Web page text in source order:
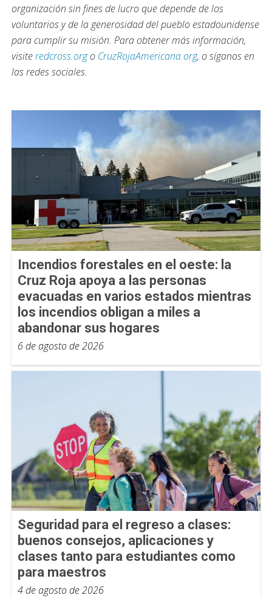
organización sin fines de lucro que depende de los
voluntarios y de la generosidad del pueblo estadounidense
para cumplir su misión. Para obtener más información,
visiteredcross.orgo CruzRojaAmericana.org, o síganos en
las redes sociales.
Incendios forestales en el oeste: la
Cruz Roja apoya a las personas
evacuadas en varios estados mientras
los incendios obligan a miles a
abandonar sus hogares
6 de agosto de 2026
Seguridad para el regreso a clases:
buenos consejos, aplicaciones y
clases tanto para estudiantes como
para maestros
4 de agosto de 2026